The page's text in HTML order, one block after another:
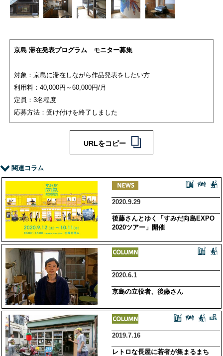
京島 滞在発表プログラム モニター募集
対象：京島に滞在しながら作品発表をしたい方
利用料：40,000円～60,000円/月
定員：3名程度
応募方法：受け付けを終了しました
URLをコピー
関連コラム
2020.9.29
後藤さんとゆく「すみだ向島EXPO
2020ツアー」開催
2020.6.1
京島の立役者、後藤さん
2019.7.16
レトロな長屋に若者が集まるまち